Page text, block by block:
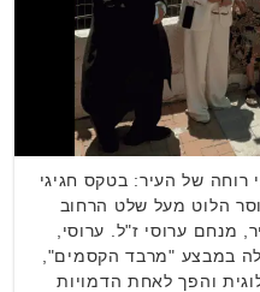
רוחה של העיר: בטקס חגיגי
הלוט מעל שלט הרחוב
מנחם ערוסי ז"ל. ערוסי,
1955 לאחר שעלה במבצע "מרבד הקסמים",
והפך לאחת הדמויות